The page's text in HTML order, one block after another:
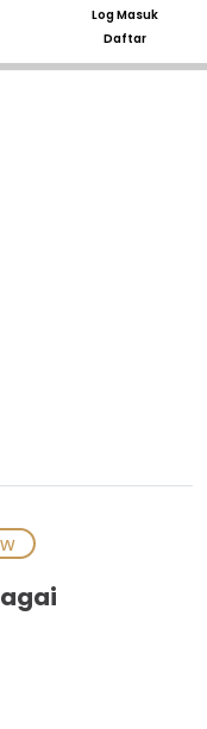
Log Masuk
Daftar